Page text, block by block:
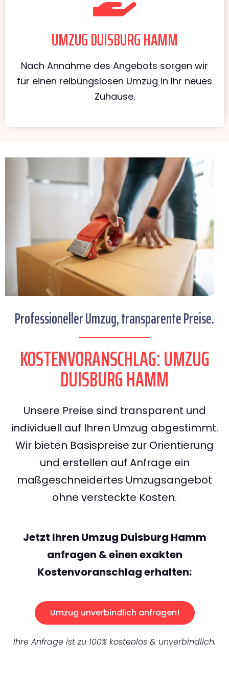
UMZUG DUISBURG HAMM
Nach Annahme des Angebots sorgen wir
für einen reibungslosen Umzug in Ihr neues
Zuhause.
Professioneller Umzug, transparente Preise.
KOSTENVORANSCHLAG: UMZUG
DUISBURG HAMM
Unsere Preise sind transparent und
individuell auf Ihren Umzug abgestimmt.
Wir bieten Basispreise zur Orientierung
und erstellen auf Anfrage ein
maßgeschneidertes Umzugsangebot
ohne versteckte Kosten.
Jetzt Ihren Umzug Duisburg Hamm
anfragen & einen exakten
Kostenvoranschlag erhalten:
Umzug unverbindlich anfragen!
Ihre Anfrage ist zu 100% kostenlos & unverbindlich.